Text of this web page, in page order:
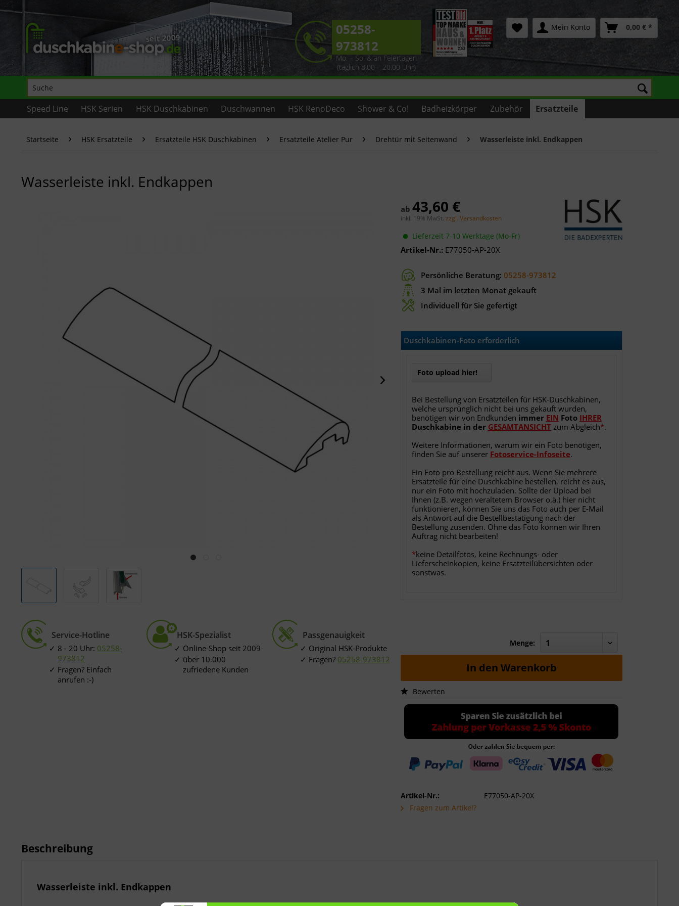
05258-
973812
Mo. – So. & an Feiertagen
(täglich 8.00 – 20.00 Uhr)
Mein Konto 0,00 € *
Speed Line HSK Serien HSK Duschkabinen Duschwannen HSK RenoDeco Shower & Co! Badheizkörper Zubehör Ersatzteile
Startseite HSK Ersatzteile Ersatzteile HSK Duschkabinen Ersatzteile Atelier Pur Drehtür mit Seitenwand Wasserleiste inkl. Endkappen
Wasserleiste inkl. Endkappen
Service-Hotline
8 - 20 Uhr: 05258-
973812
Fragen? Einfach
anrufen :-)
HSK-Spezialist
Online-Shop seit 2009
über 10.000
zufriedene Kunden
Passgenauigkeit
Original HSK-Produkte
Fragen? 05258-973812
ab 43,60 €
inkl. 19% MwSt. zzgl. Versandkosten
Lieferzeit 7-10 Werktage (Mo-Fr)
Artikel-Nr.: E77050-AP-20X
Persönliche Beratung: 05258-973812
3 Mal im letzten Monat gekauft
Individuell für Sie gefertigt
Duschkabinen-Foto erforderlich
Foto upload hier!
Bei Bestellung von Ersatzteilen für HSK-Duschkabinen,
welche ursprünglich nicht bei uns gekauft wurden,
benötigen wir von Endkunden immer EIN Foto IHRER
Duschkabine in der GESAMTANSICHTzum Abgleich*.
Weitere Informationen, warum wir ein Foto benötigen,
finden Sie auf unserer Fotoservice-Infoseite.
Ein Foto pro Bestellung reicht aus. Wenn Sie mehrere
Ersatzteile für eine Duschkabine bestellen, reicht es aus,
nur ein Foto mit hochzuladen. Sollte der Upload bei
Ihnen (z.B. wegen veraltetem Browser o.ä.) hier nicht
funktionieren, können Sie uns das Foto auch per E-Mail
als Antwort auf die Bestellbestätigung nach der
Bestellung zusenden. Ohne das Foto können wir Ihren
Auftrag nicht bearbeiten!
*keine Detailfotos, keine Rechnungs- oder
Lieferscheinkopien, keine Ersatzteilübersichten oder
sonstwas.
Menge:
In den Warenkorb
Bewerten
Artikel-Nr.:
E77050-AP-20X
Fragen zum Artikel?
Beschreibung
Wasserleiste inkl. Endkappen